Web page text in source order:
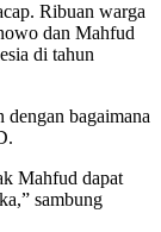
Ribuan warga
dan Mahfud
di tahun
bagaimana
Mahfud dapat
sambung